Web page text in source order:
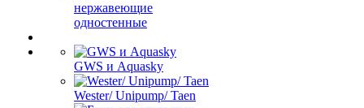
нержавеющие
одностенные
GWS и Aquasky
Wester/ Unipump/ Taen